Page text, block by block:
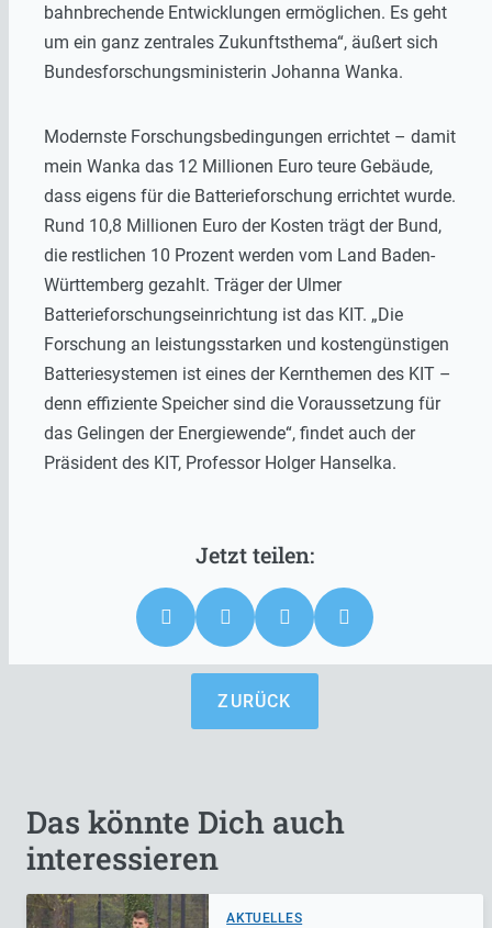
bahnbrechende Entwicklungen ermöglichen. Es geht
um ein ganz zentrales Zukunftsthema“, äußert sich
Bundesforschungsministerin Johanna Wanka.
Modernste Forschungsbedingungen errichtet – damit
mein Wanka das 12 Millionen Euro teure Gebäude,
dass eigens für die Batterieforschung errichtet wurde.
Rund 10,8 Millionen Euro der Kosten trägt der Bund,
die restlichen 10 Prozent werden vom Land Baden-
Württemberg gezahlt. Träger der Ulmer
Batterieforschungseinrichtung ist das KIT. „Die
Forschung an leistungsstarken und kostengünstigen
Batteriesystemen ist eines der Kernthemen des KIT –
denn effiziente Speicher sind die Voraussetzung für
das Gelingen der Energiewende“, findet auch der
Präsident des KIT, Professor Holger Hanselka.
ZURÜCK
Das könnte Dich auch
interessieren
AKTUELLES